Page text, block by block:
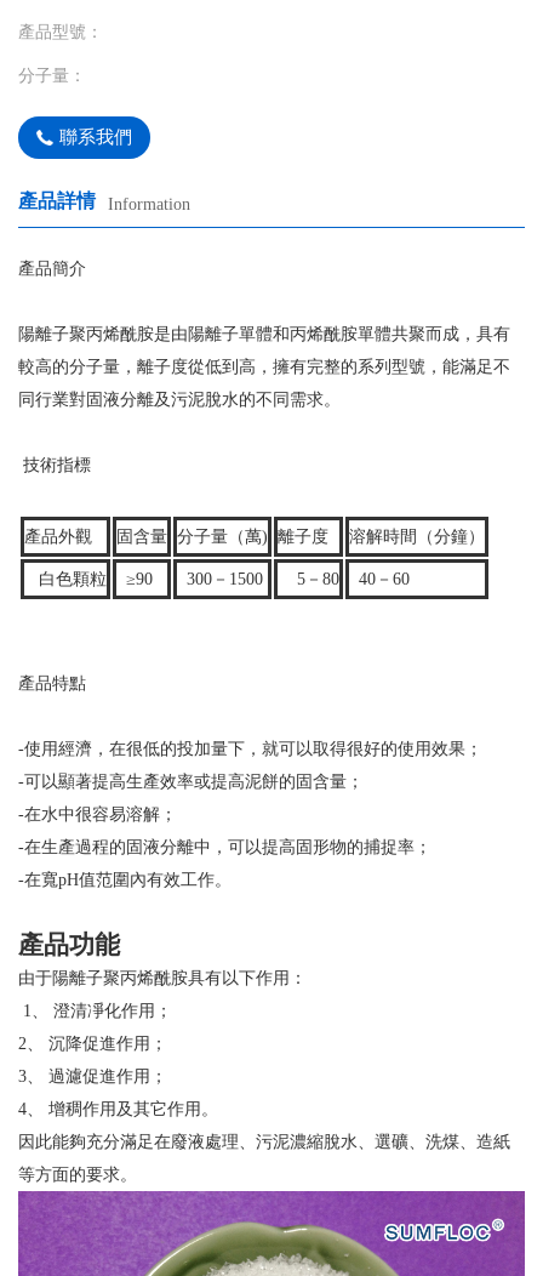
產品型號：
分子量：
聯系我們
產品詳情 Information
產品簡介
陽離子聚丙烯酰胺是由陽離子單體和丙烯酰胺單體共聚而成，具有
較高的分子量，離子度從低到高，擁有完整的系列型號，能滿足不
同行業對固液分離及污泥脫水的不同需求。
技術指標
產品外觀 固含量 分子量（萬) 離子度 溶解時間（分鐘）
白色顆粒 ≥90 300－1500 5－80 40－60
產品特點
-使用經濟，在很低的投加量下，就可以取得很好的使用效果；
-可以顯著提高生產效率或提高泥餅的固含量；
-在水中很容易溶解；
-在生產過程的固液分離中，可以提高固形物的捕捉率；
-在寬pH值范圍內有效工作。
產品功能
由于陽離子聚丙烯酰胺具有以下作用：
1、 澄清凈化作用；
2、 沉降促進作用；
3、 過濾促進作用；
4、 增稠作用及其它作用。
因此能夠充分滿足在廢液處理、污泥濃縮脫水、選礦、洗煤、造紙
等方面的要求。